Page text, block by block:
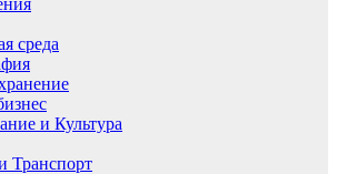
среда
и Культура
Транспорт